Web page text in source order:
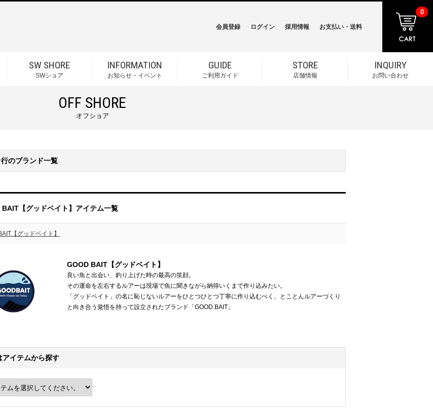
SW SHORE
SWショア
INFORMATION
お知らせ・イベント
GUIDE
ご利用ガイド
STORE
店舗情報
INQUIRY
お問い合わせ
会員登録 ログイン 採用情報 お支払い・送料
0
OFF SHORE
オフショア
行のブランド一覧
BAIT【グッドベイト】アイテム一覧
【グッドベイト】
GOOD BAIT【グッドベイト】
良い魚と出会い、釣り上げた時の最高の笑顔。
その運命を左右するルアーは現場で魚に聞きながら納得いくまで作り込みたい。
「グッドベイト」の名に恥じないルアーをひとつひとつ丁寧に作り込むべく、とことんルアーづくり
と向き合う覚悟を持って設立されたブランド「GOOD BAIT」
アイテムから探す